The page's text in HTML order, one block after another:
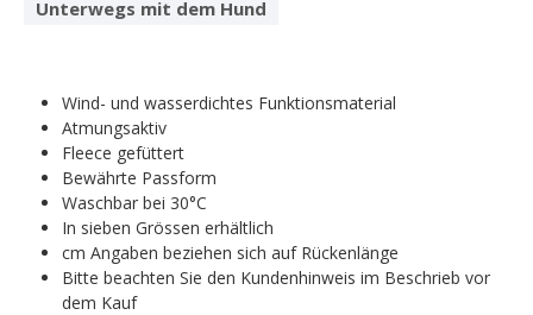
Unterwegs mit dem Hund
Wind- und wasserdichtes Funktionsmaterial
Atmungsaktiv
Fleece gefüttert
Bewährte Passform
Waschbar bei 30°C
In sieben Grössen erhältlich
cm Angaben beziehen sich auf Rückenlänge
Bitte beachten Sie den Kundenhinweis im Beschrieb vor
dem Kauf